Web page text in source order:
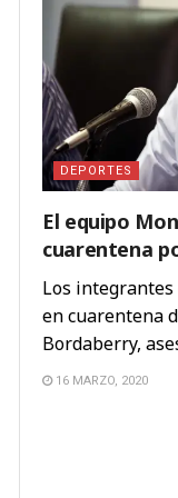
DEPORTES
El equipo
cuarentena
Los
en cuarentena
Bordaberry,
16 MARZO, 2020